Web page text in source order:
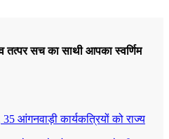
सच का साथी आपका स्वर्णिम
आंगनवाड़ी कार्यकत्रियों को राज्य